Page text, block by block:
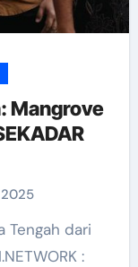
Mangrove
: